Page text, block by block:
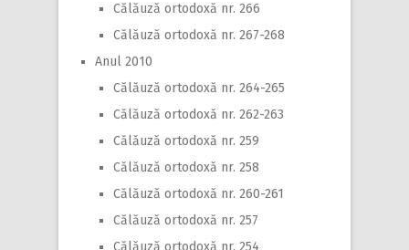
Călăuză ortodoxă nr. 266
Călăuză ortodoxă nr. 267-268
Anul 2010
Călăuză ortodoxă nr. 264-265
Călăuză ortodoxă nr. 262-263
Călăuză ortodoxă nr. 259
Călăuză ortodoxă nr. 258
Călăuză ortodoxă nr. 260-261
Călăuză ortodoxă nr. 257
Călăuză ortodoxă nr. 254